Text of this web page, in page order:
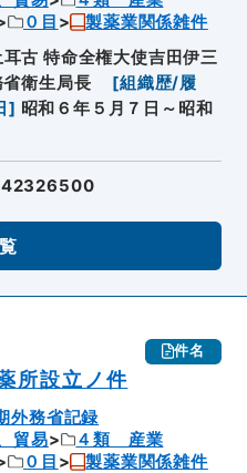
０目
製薬業関係雑件
耳古 特命全権大使吉田伊三
衛生局長
[組織歴/履
] 昭和６年５月７日～昭和
件名
所設立ノ件
外務省記録
貿易
４類 産業
０目
製薬業関係雑件